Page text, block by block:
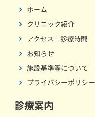
ホーム
クリニック紹介
アクセス・診療時間
お知らせ
施設基準等について
プライバシーポリシー
診療案内